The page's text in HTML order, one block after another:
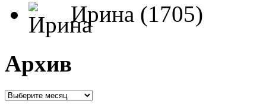
Ирина (1705)
Архив